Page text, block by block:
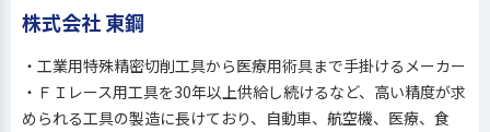
株式会社 東鋼
・工業用特殊精密切削工具から医療用術具まで手掛けるメーカー
・ＦＩレース用工具を30年以上供給し続けるなど、高い精度が求
められる工具の製造に長けており、自動車、航空機、医療、食